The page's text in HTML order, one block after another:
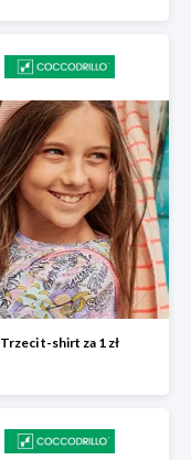
Trzeci t-shirt za 1 zł